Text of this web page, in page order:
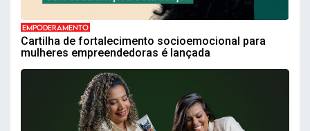
EMPODERAMENTO
Cartilha de fortalecimento socioemocional para
mulheres empreendedoras é lançada